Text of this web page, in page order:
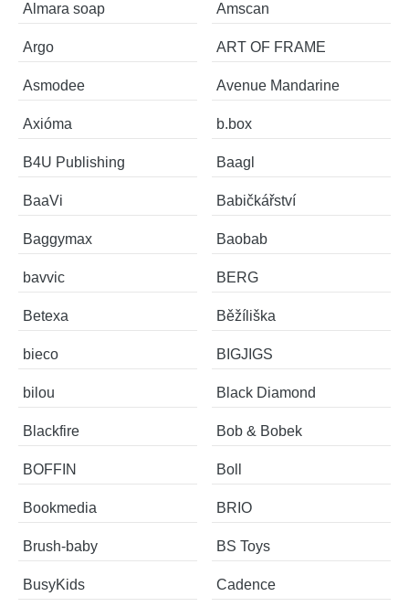
Almara soap Amscan
Argo ART OF FRAME
Asmodee Avenue Mandarine
Axióma b.box
B4U Publishing Baagl
BaaVi Babičkářství
Baggymax Baobab
bavvic BERG
Betexa Běžíliška
bieco BIGJIGS
bilou Black Diamond
Blackfire Bob & Bobek
BOFFIN Boll
Bookmedia BRIO
Brush-baby BS Toys
BusyKids Cadence